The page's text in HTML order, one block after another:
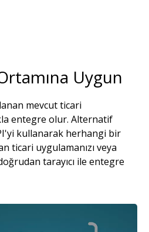
Uygun
mevcut ticari
entegre olur. Alternatif
kullanarak herhangi bir
ticari uygulamanızı veya
tarayıcı ile entegre